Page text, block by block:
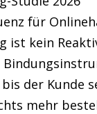
für
ist kein
der Kunde
mehr